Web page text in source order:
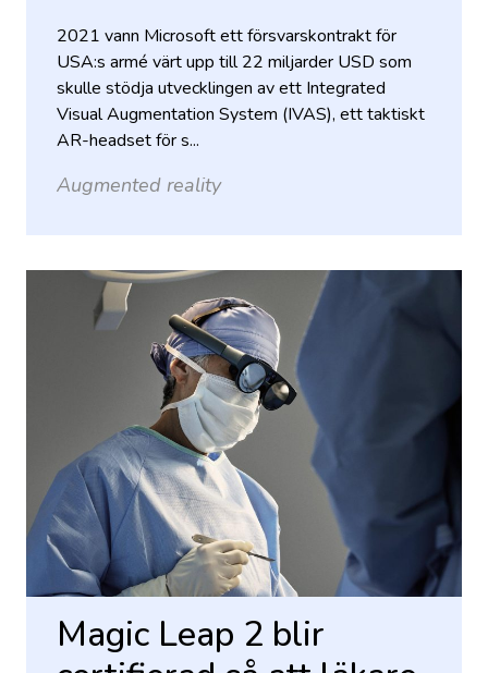
2021 vann Microsoft ett försvarskontrakt för
USA:s armé värt upp till 22 miljarder USD som
skulle stödja utvecklingen av ett Integrated
Visual Augmentation System (IVAS), ett taktiskt
AR-headset för s...
Augmented reality
Magic Leap 2 blir